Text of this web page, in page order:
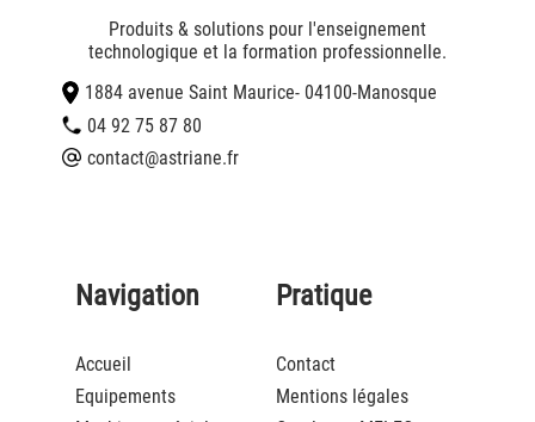
Produits & solutions pour l'enseignement
technologique et la formation professionnelle.
1884 avenue Saint Maurice- 04100-Manosque
04 92 75 87 80
contact@astriane.fr
Navigation
Accueil
Equipements
Pratique
Contact
Mentions légales